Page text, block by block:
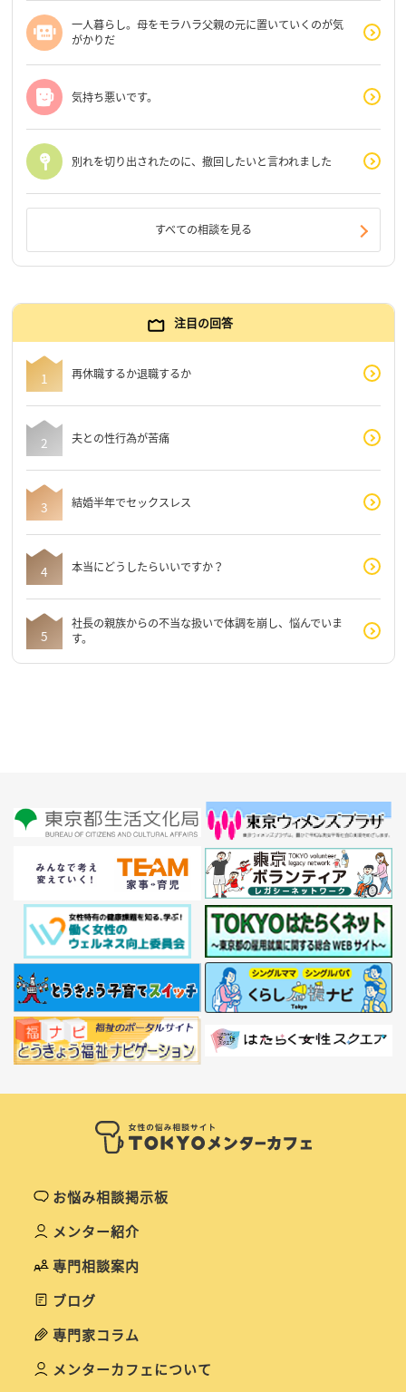
一人暮らし。母をモラハラ父親の元に置いていくのが気
がかりだ
気持ち悪いです。
別れを切り出されたのに、撤回したいと言われました
すべての相談を見る
注目の回答
再休職するか退職するか
夫との性行為が苦痛
結婚半年でセックスレス
本当にどうしたらいいですか？
社長の親族からの不当な扱いで体調を崩し、悩んでいま
す。
お悩み相談掲示板
メンター紹介
専門相談案内
ブログ
専門家コラム
メンターカフェについて